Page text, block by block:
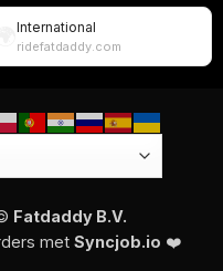
International
ridefatdaddy.com
Fatdaddy B.V.
met Syncjob.io ❤️